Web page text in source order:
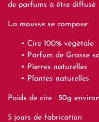
de parfums à être diffusé
La mousse se compose:
Cire 100% végétale
Parfum de Grasse
Pierres naturelles
Plantes naturelles
Poids de cire : 50g environ
5 jours de fabrication